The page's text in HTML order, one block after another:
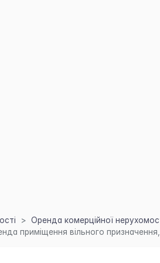
Оренда комерційної
приміщення вільного